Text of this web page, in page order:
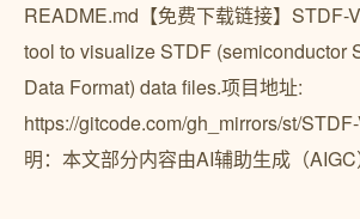
README.md【免费下载链接】STDF-
tool to visualize STDF (semiconductor
Data Format) data files.项目地址:
https://gitcode.com/gh_mirrors/st/
明：本文部分内容由AI辅助生成（